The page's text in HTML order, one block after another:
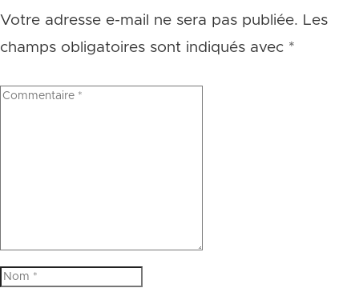
Votre adresse e-mail ne sera pas publiée. Les
champs obligatoires sont indiqués avec *